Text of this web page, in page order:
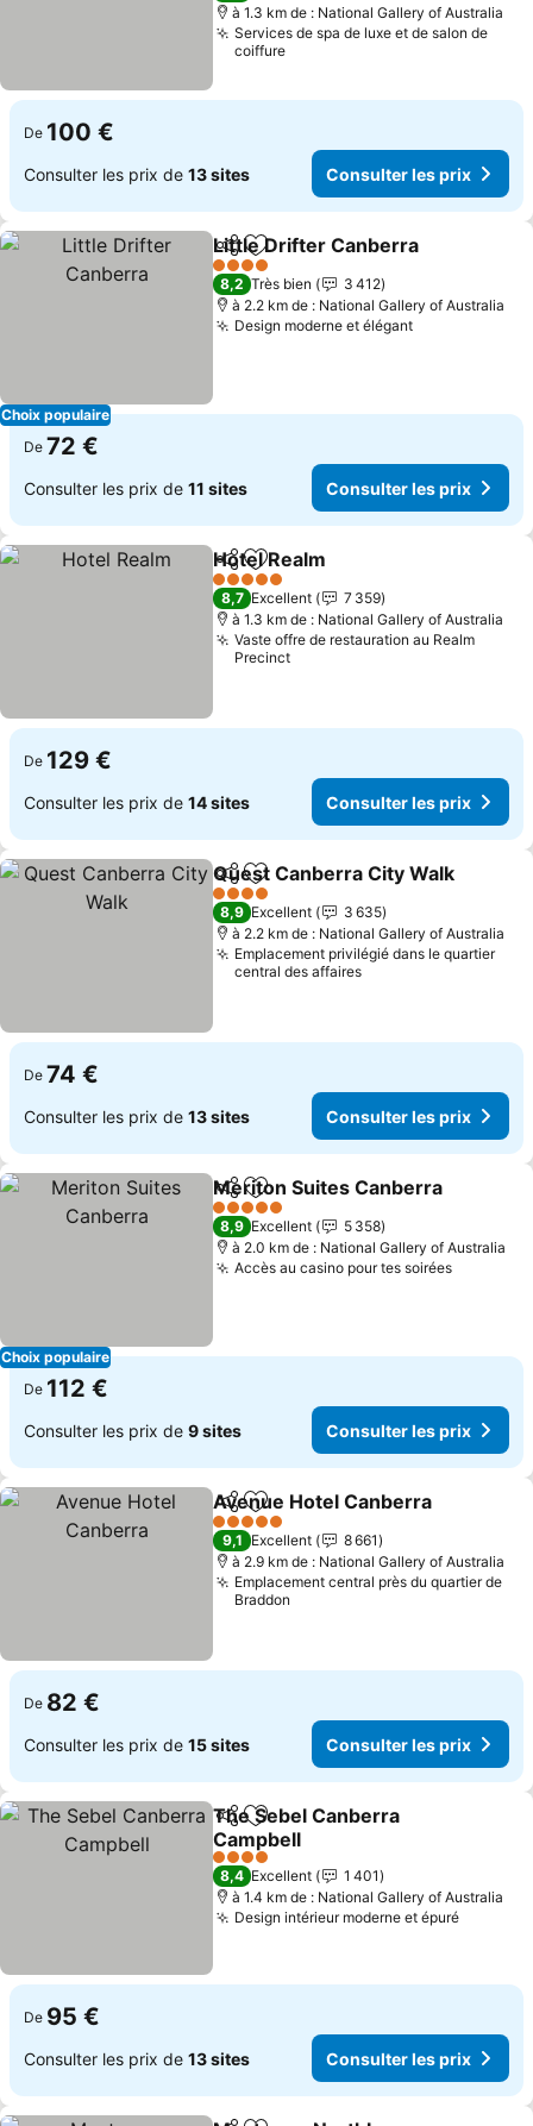
à 1.3 km de : National Gallery of Australia
Services de spa de luxe et de salon de
coiffure
De 100 €
Consulter les prix de 13 sites Consulter les prix
Choix populaire
PartagerAjouter à mes favoris
Little Drifter Canberra
4 Étoiles
8,2 Très bien
3 412
à 2.2 km de : National Gallery of Australia
Design moderne et élégant
De 72 €
Consulter les prix de 11 sites Consulter les prix
PartagerAjouter à mes favoris
Hotel Realm
5 Étoiles
8,7 Excellent
7 359
à 1.3 km de : National Gallery of Australia
Vaste offre de restauration au Realm
Precinct
De 129 €
Consulter les prix de 14 sites Consulter les prix
PartagerAjouter à mes favoris
Quest Canberra City Walk
4 Étoiles
8,9 Excellent
3 635
à 2.2 km de : National Gallery of Australia
Emplacement privilégié dans le quartier
central des affaires
De 74 €
Consulter les prix de 13 sites Consulter les prix
Choix populaire
PartagerAjouter à mes favoris
Meriton Suites Canberra
5 Étoiles
8,9 Excellent
5 358
à 2.0 km de : National Gallery of Australia
Accès au casino pour tes soirées
De 112 €
Consulter les prix de 9 sites Consulter les prix
PartagerAjouter à mes favoris
Avenue Hotel Canberra
5 Étoiles
9,1 Excellent
8 661
à 2.9 km de : National Gallery of Australia
Emplacement central près du quartier de
Braddon
De 82 €
Consulter les prix de 15 sites Consulter les prix
PartagerAjouter à mes favoris
The Sebel Canberra
Campbell
4 Étoiles
8,4 Excellent
1 401
à 1.4 km de : National Gallery of Australia
Design intérieur moderne et épuré
De 95 €
Consulter les prix de 13 sites Consulter les prix